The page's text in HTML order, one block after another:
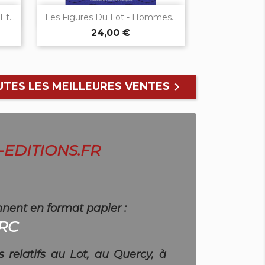
Les Figures Du Lot - Hommes...
24,00 €
Aperçu rapide
LES MEILLEURES VENTES 
en format papier :
relatifs au Lot, au Quercy, à